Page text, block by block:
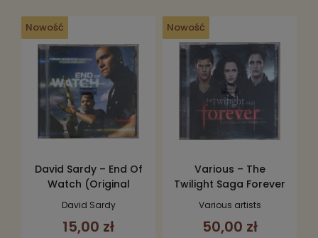
Nowość
David Sardy – End Of
Watch (Original
Motion Picture
Soundtrack) CD
David Sardy
15,00 zł
Nowość
Various – The
Twilight Saga Forever
(Love Songs From
2CD
Various artists
50,00 zł